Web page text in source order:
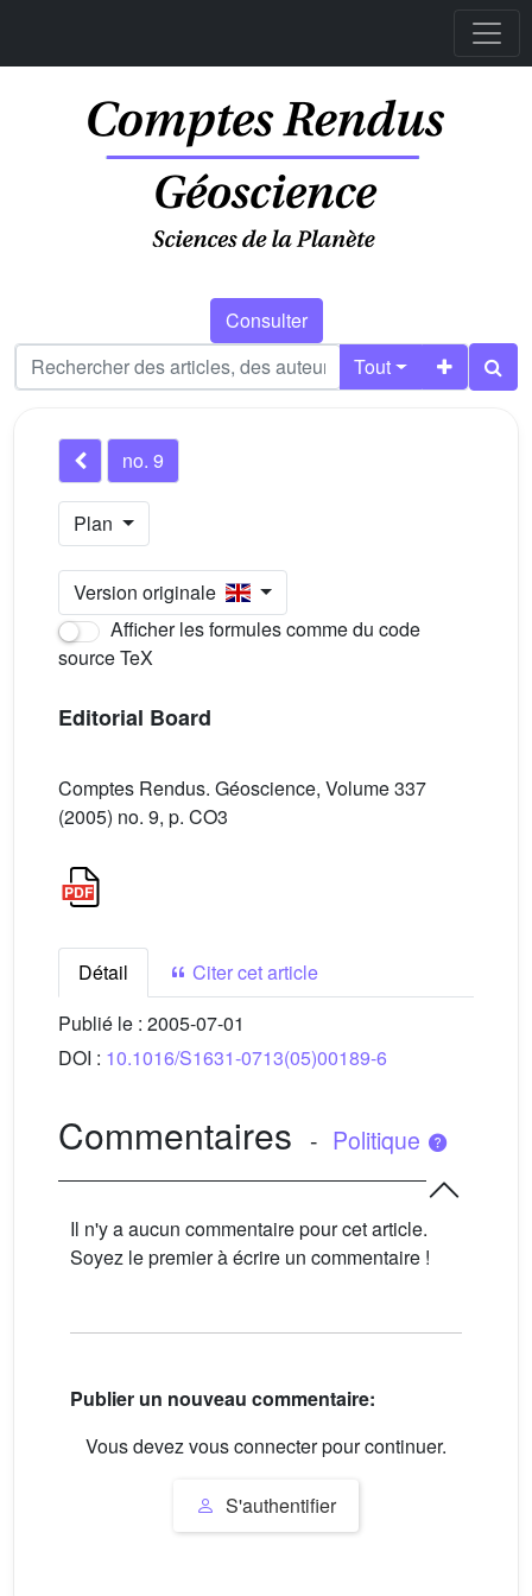
Consulter
Tout
no. 9
Plan
Version originale
Afficher les formules comme du code
source TeX
Editorial Board
Comptes Rendus. Géoscience, Volume 337
(2005) no. 9, p. CO3
Détail
Citer cet article
Publié le : 2005-07-01
DOI : 10.1016/S1631-0713(05)00189-6
Commentaires - Politique
Il n'y a aucun commentaire pour cet article.
Soyez le premier à écrire un commentaire !
Publier un nouveau commentaire:
Vous devez vous connecter pour continuer.
S'authentifier